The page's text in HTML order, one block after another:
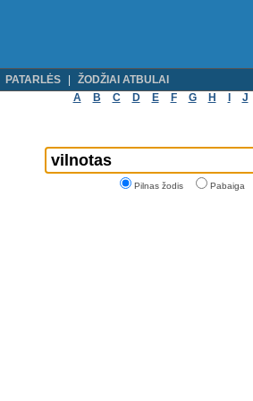
PATARLĖS
ŽODŽIAI ATBULAI
A
B C D E F G H J
Pilnas žodis Pabaiga